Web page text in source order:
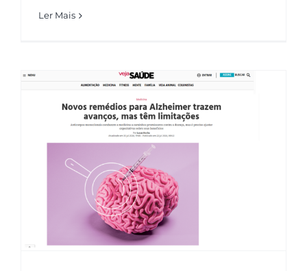
Ler Mais
Veja Saúde – Novos remédios
para Alzheimer trazem avanços,
mas têm limitações